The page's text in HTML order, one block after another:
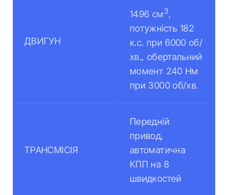
ДВИГУН
1496 см3,
потужність 182
к.с. при 6000 об/
хв., обертальний
момент 240 Нм
при 3000 об/хв.
ТРАНСМІСІЯ
Передній
привод,
автоматична
КПП на 8
швидкостей